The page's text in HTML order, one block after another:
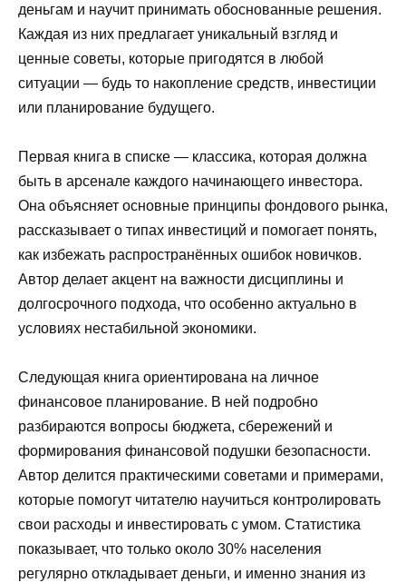
деньгам и научит принимать обоснованные решения.
Каждая из них предлагает уникальный взгляд и
ценные советы, которые пригодятся в любой
ситуации — будь то накопление средств, инвестиции
или планирование будущего.
Первая книга в списке — классика, которая должна
быть в арсенале каждого начинающего инвестора.
Она объясняет основные принципы фондового рынка,
рассказывает о типах инвестиций и помогает понять,
как избежать распространённых ошибок новичков.
Автор делает акцент на важности дисциплины и
долгосрочного подхода, что особенно актуально в
условиях нестабильной экономики.
Следующая книга ориентирована на личное
финансовое планирование. В ней подробно
разбираются вопросы бюджета, сбережений и
формирования финансовой подушки безопасности.
Автор делится практическими советами и примерами,
которые помогут читателю научиться контролировать
свои расходы и инвестировать с умом. Статистика
показывает, что только около 30% населения
регулярно откладывает деньги, и именно знания из